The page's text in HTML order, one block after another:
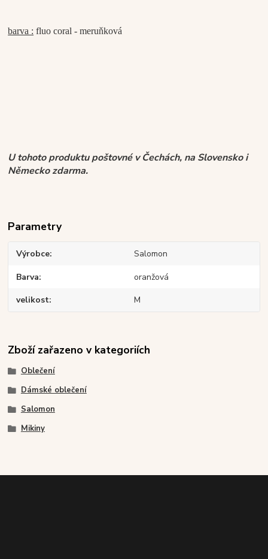
barva : fluo coral - meruňková
U tohoto produktu poštovné v Čechách, na Slovensko i
Německo zdarma.
Parametry
Výrobce Salomon
Barva oranžová
velikost M
Zboží zařazeno v kategoriích
Oblečení
Dámské oblečení
Salomon
Mikiny